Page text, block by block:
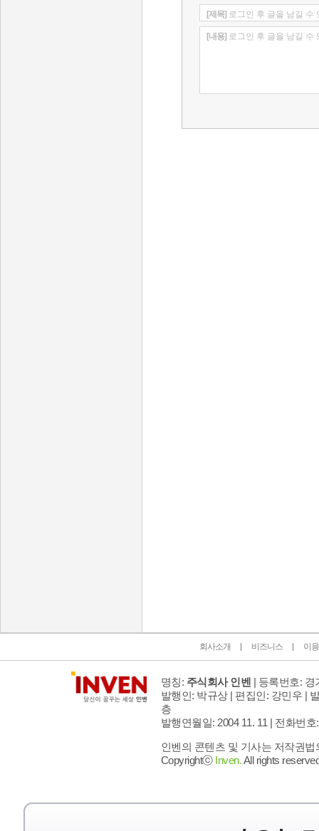
[제목] 로그인 후 글을 남길 수
[내용] 로그인 후 글을 남길 수
회사소개 비즈니스 이
명칭: 주식회사 인벤 | 등록번호: 경
발행인: 박규상 | 편집인: 강민우 |
층
발행연월일: 2004 11. 11 | 전화번호
인벤의 콘텐츠 및 기사는 저작권
Copyrightⓒ Inven.All rights